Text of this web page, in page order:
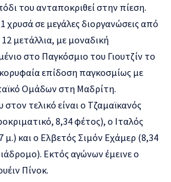
του ανταποκριθεί στην πίεση.
χρυσά σε μεγάλες διοργανώσεις από
μετάλλια, με μοναδική
στο Παγκόσμιο του Γιουτζίν το
επίδοση παγκοσμίως με
Ομάδων στη Μαδρίτη.
στον τελικό είναι ο Τζαμαϊκανός
8,34 φέτος), ο Ιταλός
μ.) και ο Ελβετός Σιμόν Εχάμερ (8,34
Εκτός αγώνων έμεινε ο
Πίνοκ.